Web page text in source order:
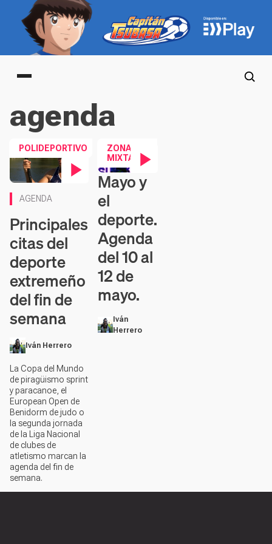
Main menu
agenda
POLIDEPORTIVO
AGENDA
Principales
citas del
deporte
extremeño
del fin de
semana
Iván Herrero
La Copa del Mundo
de piragüismo sprint
y paracanoe, el
European Open de
Benidorm de judo o
la segunda jornada
de la Liga Nacional
de clubes de
atletismo marcan la
agenda del fin de
semana.
ZONA
MIXTA
Contenido en vídeo
Mayo y
el
deporte.
Agenda
del 10 al
12 de
mayo.
Iván
Herrero